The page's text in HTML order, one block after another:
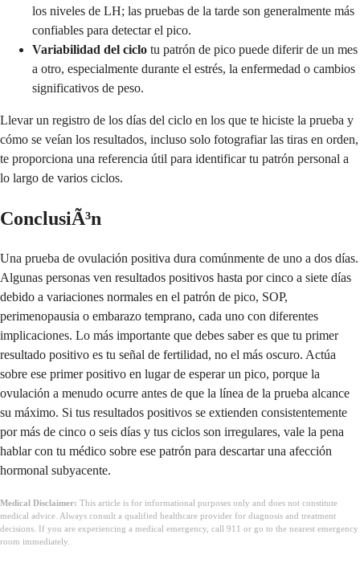
los niveles de LH; las pruebas de la tarde son generalmente más
confiables para detectar el pico.
Variabilidad del ciclo tu patrón de pico puede diferir de un mes
a otro, especialmente durante el estrés, la enfermedad o cambios
significativos de peso.
Llevar un registro de los días del ciclo en los que te hiciste la prueba y
cómo se veían los resultados, incluso solo fotografiar las tiras en orden,
te proporciona una referencia útil para identificar tu patrón personal a
lo largo de varios ciclos.
ConclusiÃ³n
Una prueba de ovulación positiva dura comúnmente de uno a dos días.
Algunas personas ven resultados positivos hasta por cinco a siete días
debido a variaciones normales en el patrón de pico, SOP,
perimenopausia o embarazo temprano, cada uno con diferentes
implicaciones. Lo más importante que debes saber es que tu primer
resultado positivo es tu señal de fertilidad, no el más oscuro. Actúa
sobre ese primer positivo en lugar de esperar un pico, porque la
ovulación a menudo ocurre antes de que la línea de la prueba alcance
su máximo. Si tus resultados positivos se extienden consistentemente
por más de cinco o seis días y tus ciclos son irregulares, vale la pena
hablar con tu médico sobre ese patrón para descartar una afección
hormonal subyacente.
Medical Disclaimer: This article is for informational purposes only and does not constitute
medical advice. Always consult a qualified healthcare provider for diagnosis and treatment
decisions. If you are experiencing a medical emergency, call 911 or go to the nearest emergency
room immediately.